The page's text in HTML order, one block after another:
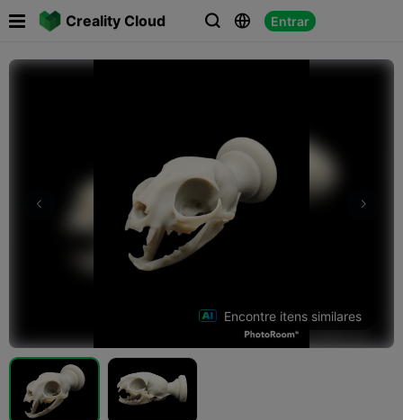
Creality Cloud   Entrar
 
Encontre itens similares